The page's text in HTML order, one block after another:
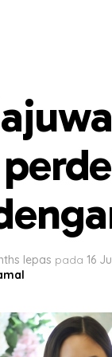
lepas pada 16